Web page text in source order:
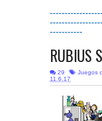
-----------
RUBIUS
29 Juegos
11.6.17